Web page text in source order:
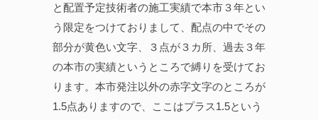
と配置予定技術者の施工実績で本市３年とい
う限定をつけておりまして、配点の中でその
部分が黄色い文字、３点が３カ所、過去３年
の本市の実績というところで縛りを受けてお
ります。本市発注以外の赤字文字のところが
1.5点ありますので、ここはプラス1.5という